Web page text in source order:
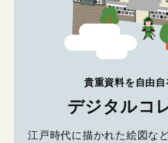
貴重資料を自由自
デジタルコ
江戸時代に描かれた絵図な